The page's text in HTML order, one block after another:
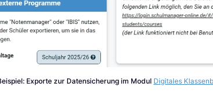
Exporte zur Datensicherung im Modul Digitales